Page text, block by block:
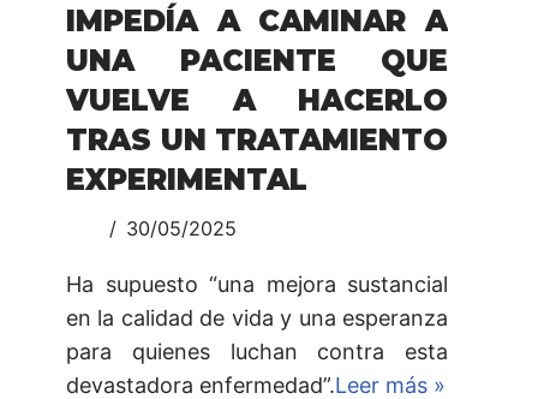
IMPEDÍA A CAMINAR A
UNA PACIENTE QUE
VUELVE A HACERLO
TRAS UN TRATAMIENTO
EXPERIMENTAL
30/05/2025
Ha supuesto “una mejora sustancial
en la calidad de vida y una esperanza
para quienes luchan contra esta
devastadora enfermedad”.Leer más »